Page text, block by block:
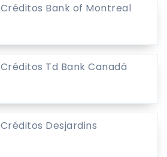
Créditos Bank of Montreal
Créditos Td Bank Canadá
Créditos Desjardins